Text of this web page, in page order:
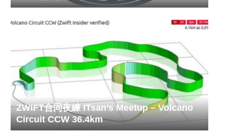
ZWIFT合同夜練 ITsan’s Meetup – Volcano
Circuit CCW 36.4km